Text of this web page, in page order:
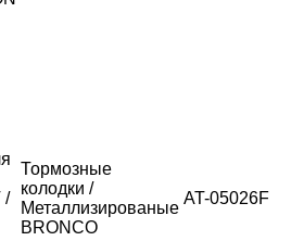
Тормозные
колодки /
Металлизированые
BRONCO
AT-05026F